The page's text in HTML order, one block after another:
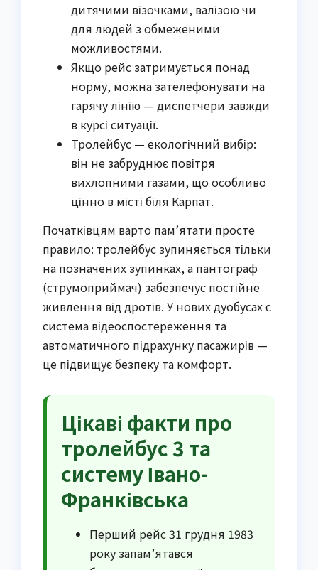
дитячими візочками, валізою чи
для людей з обмеженими
можливостями.
Якщо рейс затримується понад
норму, можна зателефонувати на
гарячу лінію — диспетчери завжди
в курсі ситуації.
Тролейбус — екологічний вибір:
він не забруднює повітря
вихлопними газами, що особливо
цінно в місті біля Карпат.
Початківцям варто пам’ятати просте
правило: тролейбус зупиняється тільки
на позначених зупинках, а пантограф
(струмоприймач) забезпечує постійне
живлення від дротів. У нових дуобусах є
система відеоспостереження та
автоматичного підрахунку пасажирів —
це підвищує безпеку та комфорт.
Цікаві факти про
тролейбус 3 та
систему Івано-
Франківська
Перший рейс 31 грудня 1983
року запам’ятався